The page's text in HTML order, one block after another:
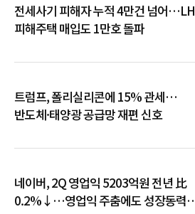
전세사기 피해자 누적 4만건 넘어…LH
피해주택 매입도 1만호 돌파
트럼프, 폴리실리콘에 15% 관세…
반도체·태양광 공급망 재편 신호
네이버, 2Q 영업익 5203억원 전년 比
0.2%↓…영업익 주춤에도 성장동력